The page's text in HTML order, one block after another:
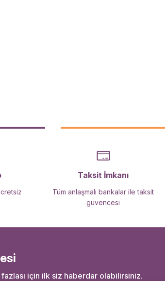
Taksit İmkanı
Tüm anlaşmalı bankalar ile taksit
güvencesi
için ilk siz haberdar olabilirsiniz.